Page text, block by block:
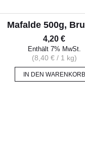
Mafalde 500g,
4,20 €
Enthält 7% MwSt.
(8,40 €/ 1 kg)
IN DEN WARENKORB